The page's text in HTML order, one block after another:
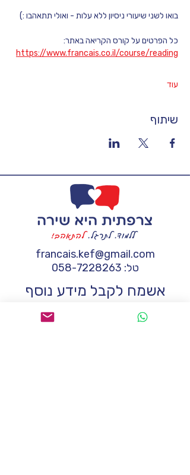
בואו לשני שיעורי ניסיון ללא עלות - ואולי תתאהבו :)
כל הפרטים על קורס הקריאה באתר:
https://www.francais.co.il/course/reading
עוד
שיתוף
francais.kef@gmail.com
טל: 058-7228263
אשמח לקבל מידע נוסף
*